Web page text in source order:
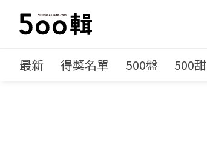
最新 得獎名單 500盤 500甜